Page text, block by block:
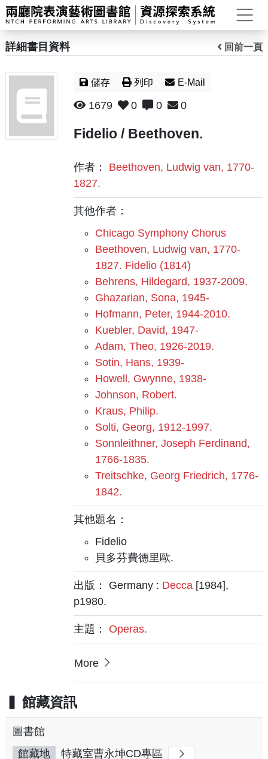
打
詳細書目資料 回前一頁
儲存 列印 E-Mail
1679 0 0 0
Fidelio / Beethoven.
作者： Beethoven, Ludwig van, 1770-
1827.
其他作者：
Chicago Symphony Chorus
Beethoven, Ludwig van, 1770-
1827. Fidelio (1814)
Behrens, Hildegard, 1937-2009.
Ghazarian, Sona, 1945-
Hofmann, Peter, 1944-2010.
Kuebler, David, 1947-
Adam, Theo, 1926-2019.
Sotin, Hans, 1939-
Howell, Gwynne, 1938-
Johnson, Robert.
Kraus, Philip.
Solti, Georg, 1912-1997.
Sonnleithner, Joseph Ferdinand,
1766-1835.
Treitschke, Georg Friedrich, 1776-
1842.
其他題名：
Fidelio
貝多芬費德里歐.
出版： Germany : Decca [1984],
p1980.
主題： Operas.
More
館藏資訊
圖書館
館藏地
特藏室曹永坤CD專區